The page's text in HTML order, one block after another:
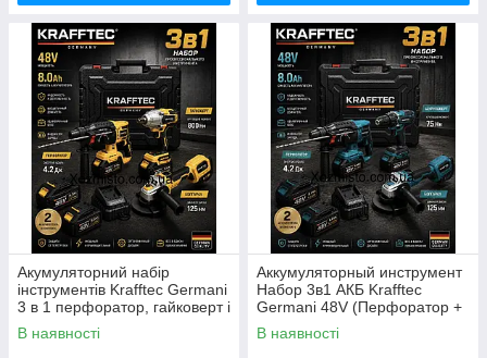
Акумуляторний набір
інструментів Krafftec Germani
3 в 1 перфоратор, гайковерт і
КШМ 48 V 8.0 Ah у кейсі
інструмент для дому жовтий
В наявності
Аккумуляторный инструмент
Набор 3в1 АКБ Krafftec
Germani 48V (Перфоратор +
Шуруповерт + Болгарка)
синий Германия
В наявності